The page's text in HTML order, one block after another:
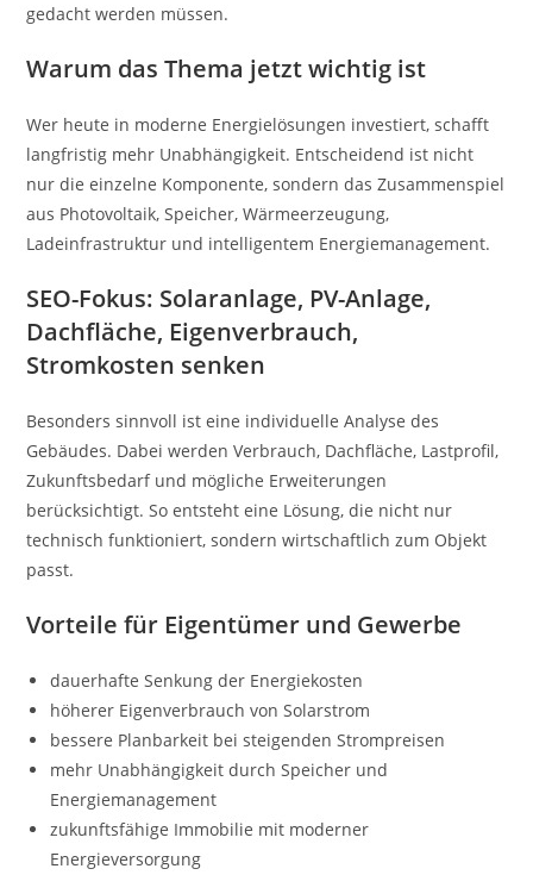
gedacht werden müssen.
Warum das Thema jetzt wichtig ist
Wer heute in moderne Energielösungen investiert, schafft
langfristig mehr Unabhängigkeit. Entscheidend ist nicht
nur die einzelne Komponente, sondern das Zusammenspiel
aus Photovoltaik, Speicher, Wärmeerzeugung,
Ladeinfrastruktur und intelligentem Energiemanagement.
SEO-Fokus: Solaranlage, PV-Anlage,
Dachfläche, Eigenverbrauch,
Stromkosten senken
Besonders sinnvoll ist eine individuelle Analyse des
Gebäudes. Dabei werden Verbrauch, Dachfläche, Lastprofil,
Zukunftsbedarf und mögliche Erweiterungen
berücksichtigt. So entsteht eine Lösung, die nicht nur
technisch funktioniert, sondern wirtschaftlich zum Objekt
passt.
Vorteile für Eigentümer und Gewerbe
dauerhafte Senkung der Energiekosten
höherer Eigenverbrauch von Solarstrom
bessere Planbarkeit bei steigenden Strompreisen
mehr Unabhängigkeit durch Speicher und
Energiemanagement
zukunftsfähige Immobilie mit moderner
Energieversorgung